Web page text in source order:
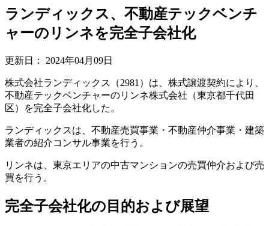
ランディックス、不動産テックベンチ
ャーのリンネを完全子会社化
更新日： 2024年04月09日
株式会社ランディックス（2981）は、株式譲渡契約により、
不動産テックベンチャーのリンネ株式会社（東京都千代田
区）を完全子会社化した。
ランディックスは、不動産売買事業・不動産仲介事業・建築
業者の紹介コンサル事業を行う。
リンネは、東京エリアの中古マンションの売買仲介および売
買を行う。
完全子会社化の目的および展望